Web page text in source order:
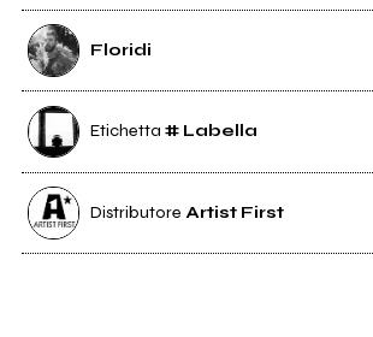
Floridi
Etichetta # Labella
Distributore Artist First